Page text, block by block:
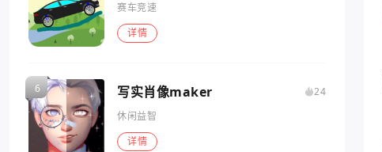
赛车竞速
详情
写实肖像maker
24
休闲益智
详情